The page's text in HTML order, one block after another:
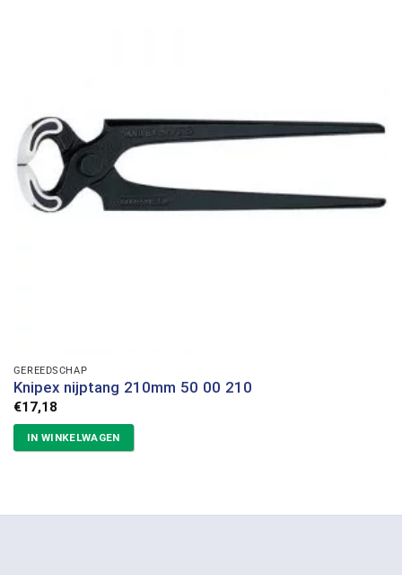
GEREEDSCHAP
Knipex nijptang 210mm 50 00 210
€17,18
IN WINKELWAGEN